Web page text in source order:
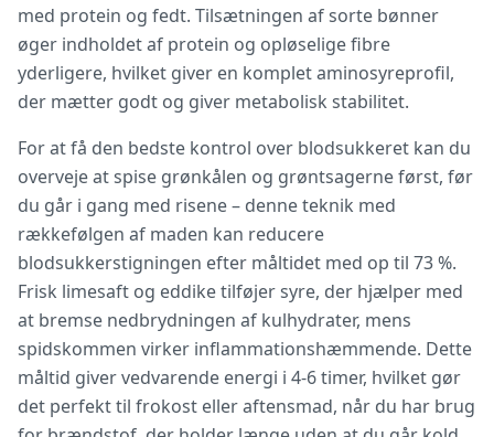
med protein og fedt. Tilsætningen af sorte bønner
øger indholdet af protein og opløselige fibre
yderligere, hvilket giver en komplet aminosyreprofil,
der mætter godt og giver metabolisk stabilitet.
For at få den bedste kontrol over blodsukkeret kan du
overveje at spise grønkålen og grøntsagerne først, før
du går i gang med risene – denne teknik med
rækkefølgen af maden kan reducere
blodsukkerstigningen efter måltidet med op til 73 %.
Frisk limesaft og eddike tilføjer syre, der hjælper med
at bremse nedbrydningen af kulhydrater, mens
spidskommen virker inflammationshæmmende. Dette
måltid giver vedvarende energi i 4-6 timer, hvilket gør
det perfekt til frokost eller aftensmad, når du har brug